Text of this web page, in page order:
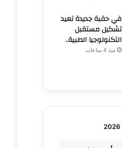
في حقبة جديدة تعيد
تشكيل مستقبل
التكنولوجيا الطبية..
منذ 4 ساعات